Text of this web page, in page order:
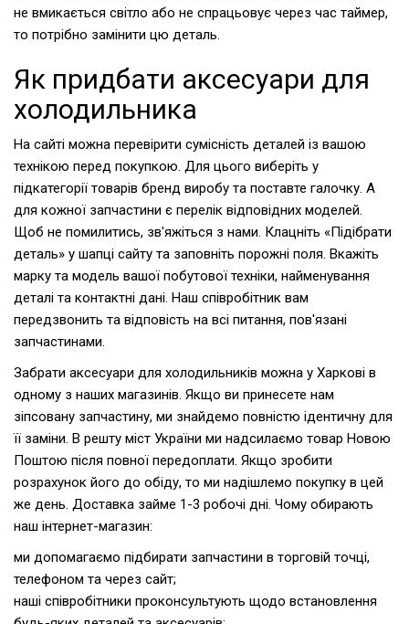
не вмикається світло або не спрацьовує через час таймер,
то потрібно замінити цю деталь.
Як придбати аксесуари для
холодильника
На сайті можна перевірити сумісність деталей із вашою
технікою перед покупкою. Для цього виберіть у
підкатегорії товарів бренд виробу та поставте галочку. А
для кожної запчастини є перелік відповідних моделей.
Щоб не помилитись, зв'яжіться з нами. Клацніть «Підібрати
деталь» у шапці сайту та заповніть порожні поля. Вкажіть
марку та модель вашої побутової техніки, найменування
деталі та контактні дані. Наш співробітник вам
передзвонить та відповість на всі питання, пов'язані
запчастинами.
Забрати аксесуари для холодильників можна у Харкові в
одному з наших магазинів. Якщо ви принесете нам
зіпсовану запчастину, ми знайдемо повністю ідентичну для
її заміни. В решту міст України ми надсилаємо товар Новою
Поштою після повної передоплати. Якщо зробити
розрахунок його до обіду, то ми надішлемо покупку в цей
же день. Доставка займе 1-3 робочі дні. Чому обирають
наш інтернет-магазин:
ми допомагаємо підбирати запчастини в торговій точці,
телефоном та через сайт;
наші співробітники проконсультують щодо встановлення